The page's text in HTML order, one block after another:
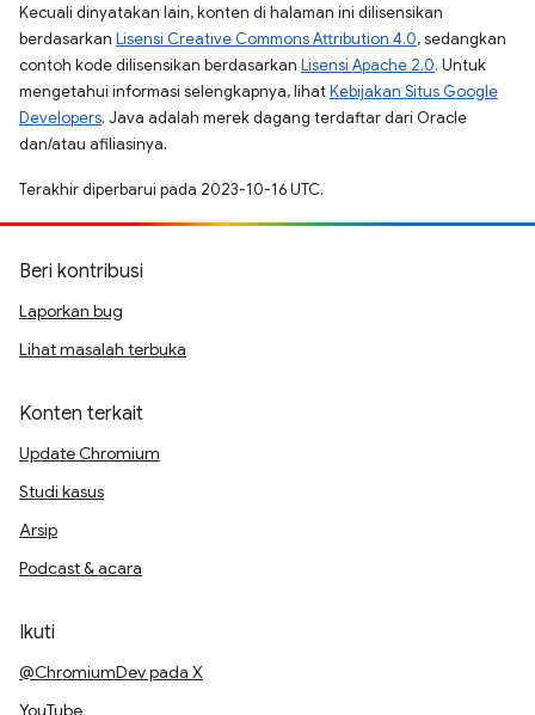
Kecuali dinyatakan lain, konten di halaman ini dilisensikan
berdasarkan Lisensi Creative Commons Attribution 4.0, sedangkan
contoh kode dilisensikan berdasarkan Lisensi Apache 2.0. Untuk
mengetahui informasi selengkapnya, lihatKebijakan Situs Google
Developers. Java adalah merek dagang terdaftar dari Oracle
dan/atau afiliasinya.
Terakhir diperbarui pada 2023-10-16 UTC.
Beri kontribusi
Laporkan bug
Lihat masalah terbuka
Konten terkait
Update Chromium
Studi kasus
Arsip
Podcast & acara
Ikuti
@ChromiumDev pada X
YouTube